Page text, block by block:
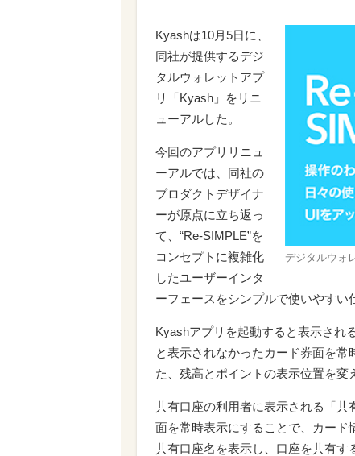
デジタルウォ
Kyashは10月5日に、
同社が提供するデジ
タルウォレットアプ
リ「Kyash」をリニ
ューアルした。
今回のアプリリニュ
ーアルでは、同社の
プロダクトデザイナ
ーが原点に立ち返っ
て、“Re-SIMPLE”を
コンセプトに複雑化
したユーザーインタ
ーフェースをシンプルで使いやすい
Kyashアプリを起動すると表示され
と表示されなかったカード券面を
た、残高とポイントの表示位置を変
共有口座の利用者に表示される「
面を常時表示にすることで、カード
共有口座名を表示し、口座を共有す